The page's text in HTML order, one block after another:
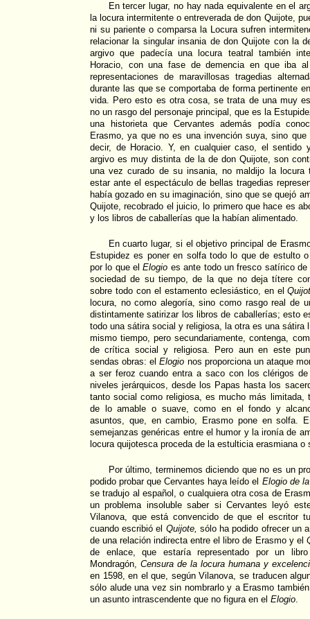
En tercer lugar, no hay nada equivalente en el
la locura intermitente o entreverada de don Quijote,
ni su pariente o comparsa la Locura sufren
relacionar la singular insania de don Quijote con la
argivo que padecía una locura teatral también
Horacio, con una fase de demencia en que iba
representaciones de maravillosas tragedias
durante las que se comportaba de forma pertinente
vida. Pero esto es otra cosa, se trata de una muy
no un rasgo del personaje principal, que es la
una historieta que Cervantes además podía
Erasmo, ya que no es una invención suya, sino
decir, de Horacio. Y, en cualquier caso, el
argivo es muy distinta de la de don Quijote, son
una vez curado de su insania, no maldijo la locura
estar ante el espectáculo de bellas tragedias
había gozado en su imaginación, sino que se quejó
Quijote, recobrado el juicio, lo primero que hace es
y los libros de caballerías que la habían alimentado.
En cuarto lugar, si el objetivo principal de
Estupidez es poner en solfa todo lo que de estulto
por lo que elElogio es ante todo un fresco satírico
sociedad de su tiempo, de la que no deja títere
sobre todo con el estamento eclesiástico, en el
locura, no como alegoría, sino como rasgo real de
distintamente satirizar los libros de caballerías; esto
todo una sátira social y religiosa, la otra es una sátira
mismo tiempo, pero secundariamente, contenga,
de crítica social y religiosa. Pero aun en este
sendas obras: elElogio nos proporciona un ataque
a ser feroz cuando entra a saco con los clérigos
niveles jerárquicos, desde los Papas hasta los
tanto social como religiosa, es mucho más limitada,
de lo amable o suave, como en el fondo y
asuntos, que, en cambio, Erasmo pone en solfa.
semejanzas genéricas entre el humor y la ironía de
locura quijotesca proceda de la estulticia erasmiana o
Por último, terminemos diciendo que no es un
podido probar que Cervantes haya leído el Elogio de
se tradujo al español, o cualquiera otra cosa de
un problema insoluble saber si Cervantes leyó
Vilanova, que está convencido de que el escritor
cuando escribió el Quijote, sólo ha podido ofrecer un
de una relación indirecta entre el libro de Erasmo y el
de enlace, que estaría representado por un
Mondragón, Censura de la locura humana y
en 1598, en el que, según Vilanova, se traducen
sólo alude una vez sin nombrarlo y a Erasmo
un asunto intrascendente que no figura en el Elogio.